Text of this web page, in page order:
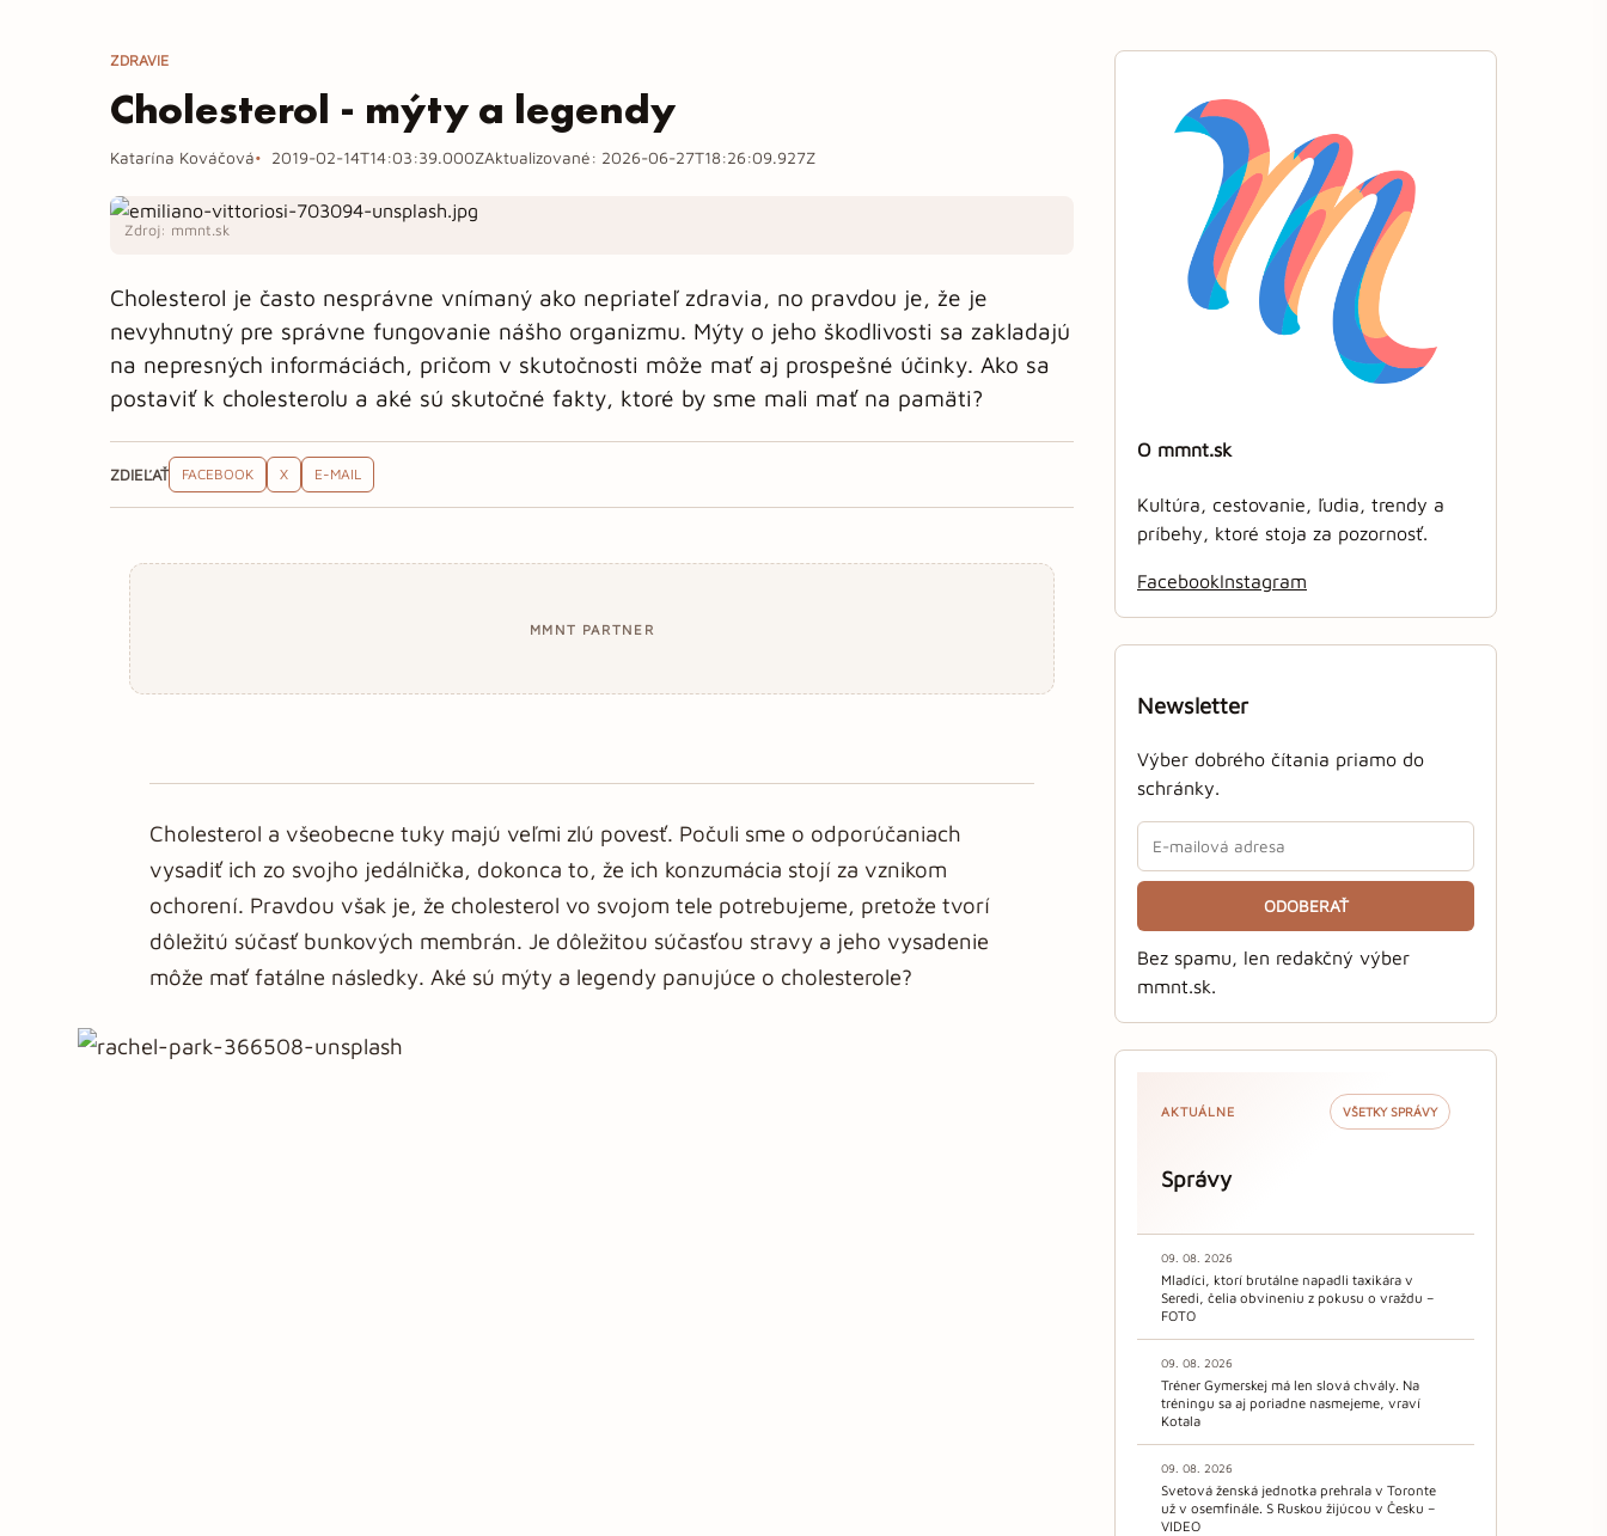
ZDRAVIE
Cholesterol - mýty a legendy
Katarína Kováčová 2019-02-14T14:03:39.000ZAktualizované: 2026-06-27T18:26:09.927Z
Zdroj: mmnt.sk
Cholesterol je často nesprávne vnímaný ako nepriateľ zdravia, no pravdou je, že je
nevyhnutný pre správne fungovanie nášho organizmu. Mýty o jeho škodlivosti sa zakladajú
na nepresných informáciách, pričom v skutočnosti môže mať aj prospešné účinky. Ako sa
postaviť k cholesterolu a aké sú skutočné fakty, ktoré by sme mali mať na pamäti?
ZDIEĽAŤ FACEBOOK X E-MAIL
MMNT PARTNER
Cholesterol a všeobecne tuky majú veľmi zlú povesť. Počuli sme o odporúčaniach
vysadiť ich zo svojho jedálnička, dokonca to, že ich konzumácia stojí za vznikom
ochorení. Pravdou však je, že cholesterol vo svojom tele potrebujeme, pretože tvorí
dôležitú súčasť bunkových membrán. Je dôležitou súčasťou stravy a jeho vysadenie
môže mať fatálne následky. Aké sú mýty a legendy panujúce o cholesterole?
O mmnt.sk
Kultúra, cestovanie, ľudia, trendy a
príbehy, ktoré stoja za pozornosť.
FacebookInstagram
Newsletter
Výber dobrého čítania priamo do
schránky.
ODOBERAŤ
Bez spamu, len redakčný výber
mmnt.sk.
AKTUÁLNE VŠETKY SPRÁVY
Správy
09. 08. 2026
Mladíci, ktorí brutálne napadli taxikára v
Seredi, čelia obvineniu z pokusu o vraždu –
FOTO
09. 08. 2026
Tréner Gymerskej má len slová chvály. Na
tréningu sa aj poriadne nasmejeme, vraví
Kotala
09. 08. 2026
Svetová ženská jednotka prehrala v Toronte
už v osemfinále. S Ruskou žijúcou v Česku –
VIDEO